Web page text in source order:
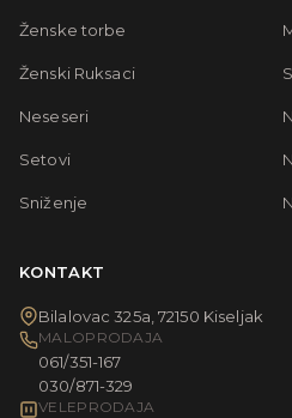
Ženske torbe
Ženski Ruksaci
Neseseri
Setovi
Sniženje
KONTAKT
Bilalovac 325a, 72150 Kiseljak
MALOPRODAJA
061/351-167
030/871-329
VELEPRODAJA